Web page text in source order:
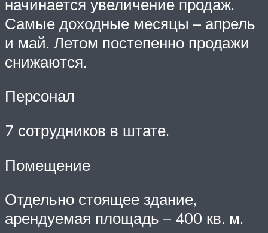
начинается увеличение продаж.
Самые доходные месяцы – апрель
и май. Летом постепенно продажи
снижаются.
Персонал
7 сотрудников в штате.
Помещение
Отдельно стоящее здание,
арендуемая площадь – 400 кв. м.